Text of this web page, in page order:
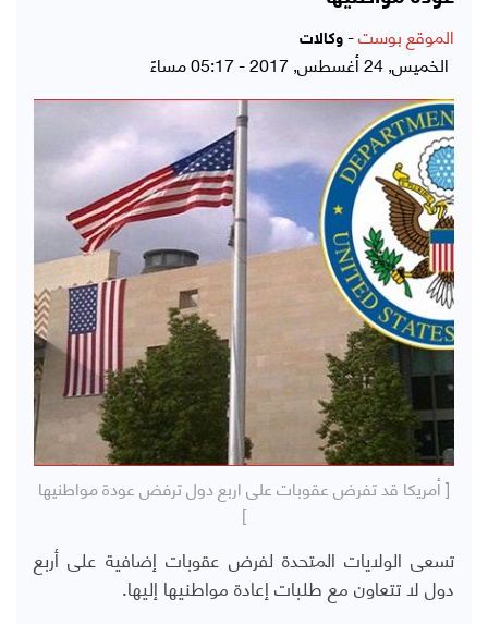
الموقع بوست- وكالات
الخميس, 24 أغسطس, 2017 - 05:17 مساءً
[ أمريكا قد تفرض عقوبات على اربع دول ترفض عودة مواطنيها
]
تسعى الولايات المتحدة لفرض عقوبات إضافية على أربع
دول لا تتعاون مع طلبات إعادة مواطنيها إليها.